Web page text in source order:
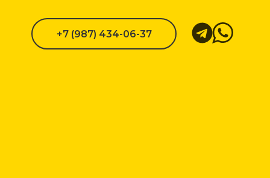
+7 (987) 434-06-37